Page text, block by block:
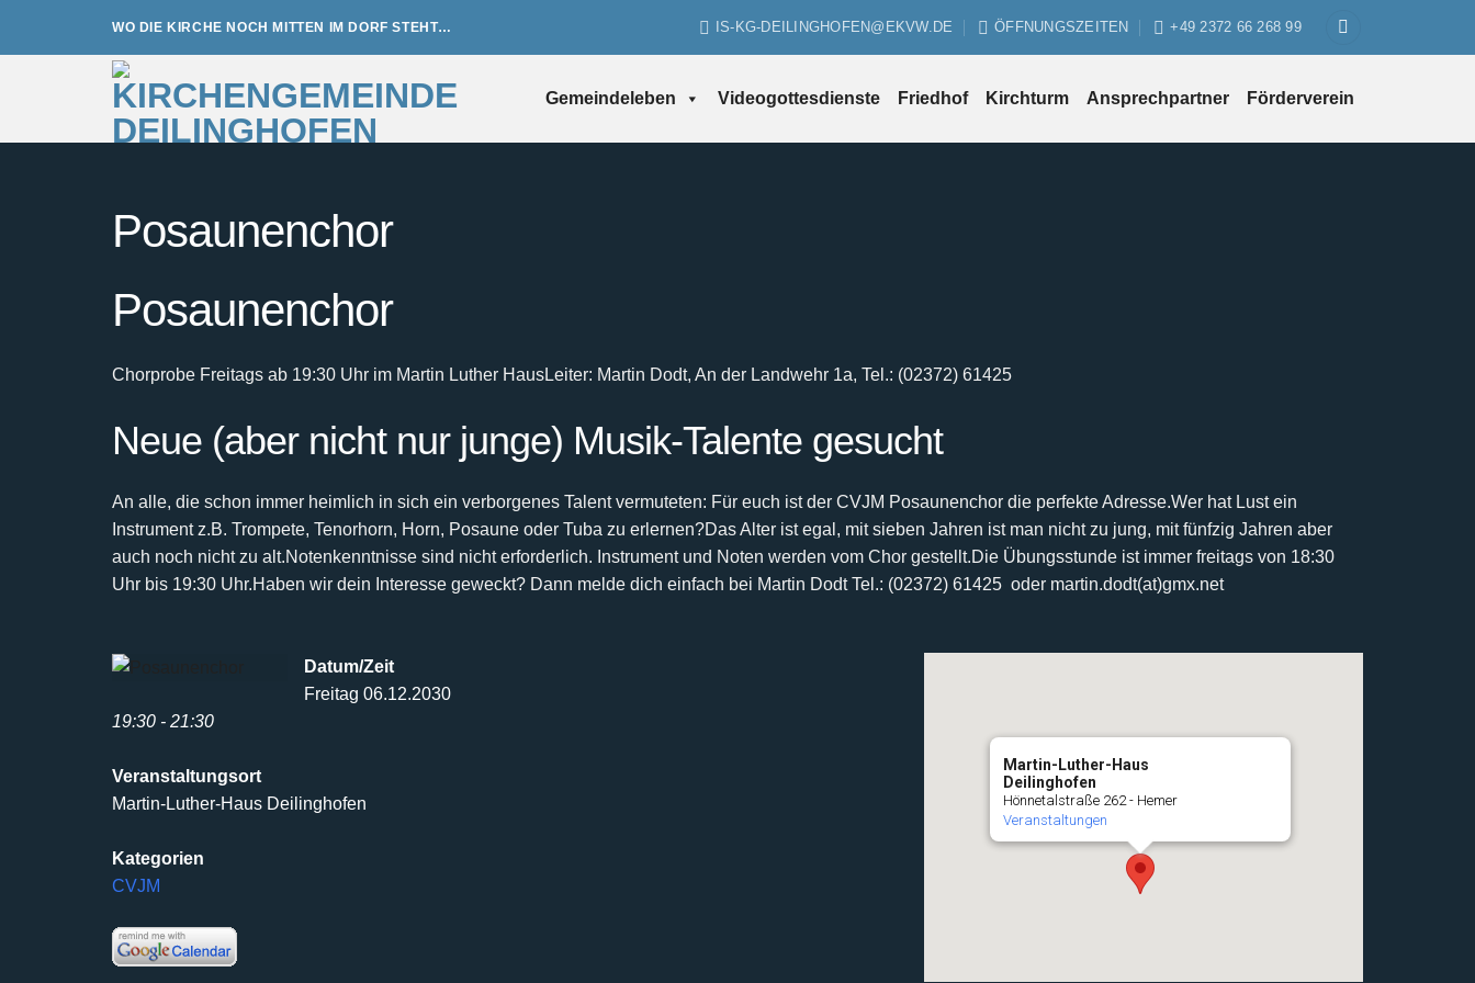
WO DIE KIRCHE NOCH MITTEN IM DORF STEHT… IS-KG-DEILINGHOFEN@EKVW.DE ÖFFNUNGSZEITEN +49 2372 66 268 99
Gemeindeleben Videogottesdienste Friedhof Kirchturm Ansprechpartner Förderverein
Posaunenchor
Posaunenchor
Chorprobe Freitags ab 19:30 Uhr im Martin Luther HausLeiter: Martin Dodt, An der Landwehr 1a, Tel.: (02372) 61425
Neue (aber nicht nur junge) Musik-Talente gesucht
An alle, die schon immer heimlich in sich ein verborgenes Talent vermuteten: Für euch ist der CVJM Posaunenchor die perfekte Adresse.Wer hat Lust ein
Instrument z.B. Trompete, Tenorhorn, Horn, Posaune oder Tuba zu erlernen?Das Alter ist egal, mit sieben Jahren ist man nicht zu jung, mit fünfzig Jahren aber
auch noch nichtzu alt.Notenkenntnisse sind nicht erforderlich. Instrument und Noten werden vom Chor gestellt.Die Übungsstunde ist immer freitags von 18:30
Uhr bis 19:30 Uhr.Haben wir dein Interesse geweckt? Dann melde dich einfach bei Martin Dodt Tel.: (02372) 61425 oder martin.dodt(at)gmx.net
Martin-Luther-Haus
Deilinghofen
Hönnetalstraße 262 - Hemer
Veranstaltungen
Datum/Zeit
Freitag 06.12.2030
19:30 - 21:30
Veranstaltungsort
Martin-Luther-Haus Deilinghofen
Kategorien
CVJM